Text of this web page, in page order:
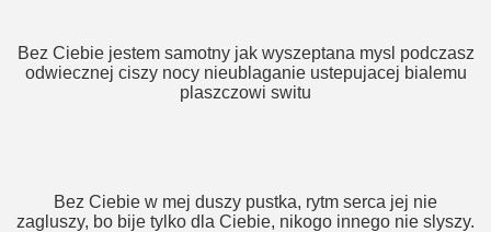
Bez Ciebie jestem samotny jak wyszeptana mysl podczasz
odwiecznej ciszy nocy nieublaganie ustepujacej bialemu
plaszczowi switu
Bez Ciebie w mej duszy pustka, rytm serca jej nie
zagluszy, bo bije tylko dla Ciebie, nikogo innego nie slyszy.